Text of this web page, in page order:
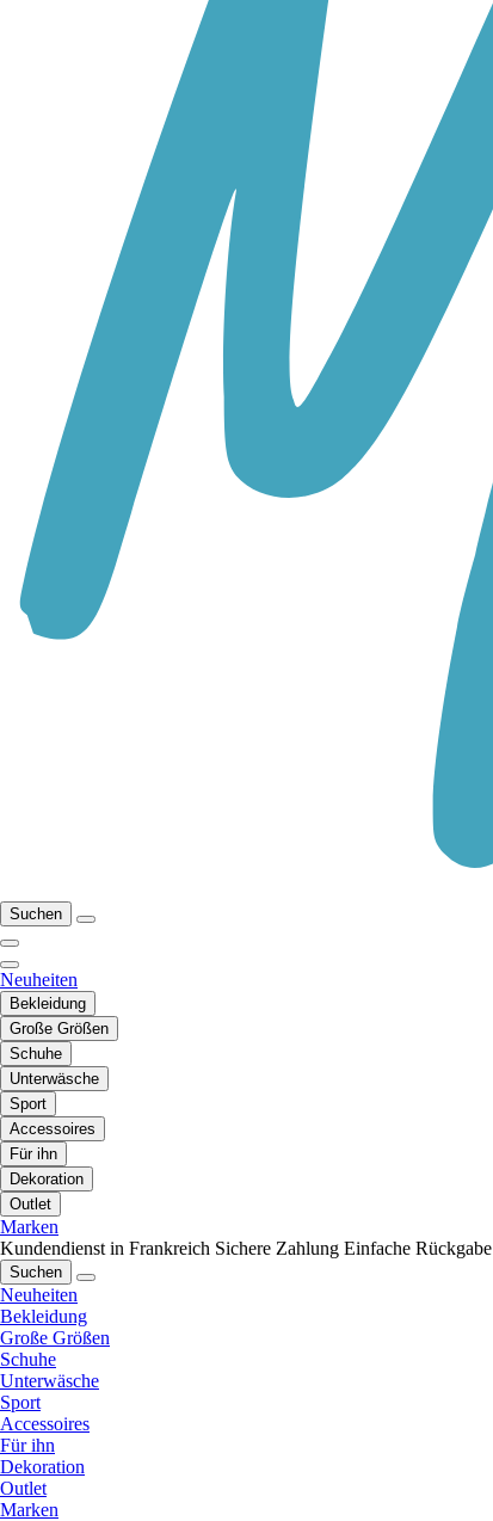
Suchen
Neuheiten
Bekleidung
Große Größen
Schuhe
Unterwäsche
Sport
Accessoires
Für ihn
Dekoration
Outlet
Marken
Kundendienst in Frankreich Sichere Zahlung Einfache Rückgabe
Suchen
Neuheiten
Bekleidung
Große Größen
Schuhe
Unterwäsche
Sport
Accessoires
Für ihn
Dekoration
Outlet
Marken